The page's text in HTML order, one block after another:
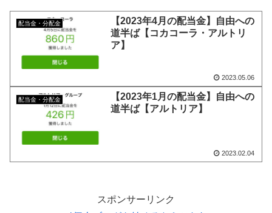
配当金・分配金
【2023年4月の配当金】自由への
道半ば【コカコーラ・アルトリ
ア】
2023.05.06
配当金・分配金
【2023年1月の配当金】自由への
道半ば【アルトリア】
2023.02.04
スポンサーリンク